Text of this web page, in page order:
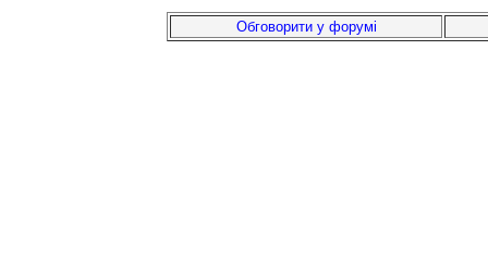
Обговорити у форумі